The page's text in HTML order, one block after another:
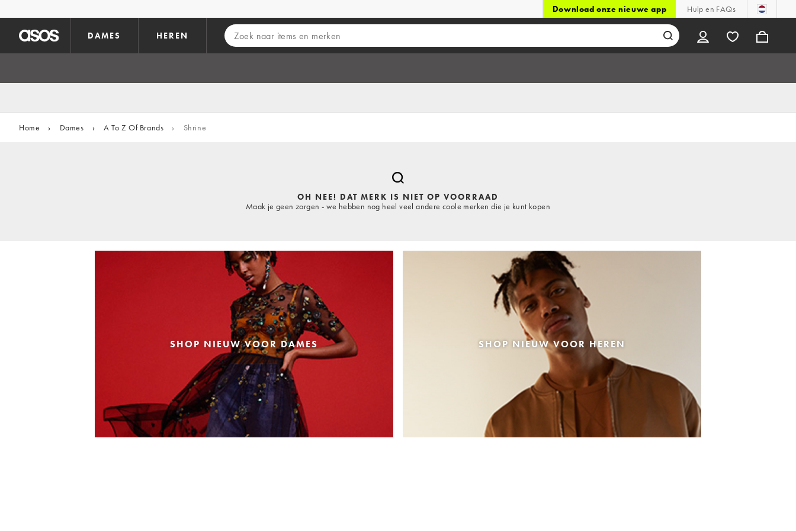
Download onze nieuwe app Hulp en FAQs
DAMES HEREN
Home › Dames › A To Z Of Brands › Shrine
OH NEE! DAT MERK IS NIET OP VOORRAAD
Maak je geen zorgen - we hebben nog heel veel andere coole merken die je kunt kopen
SHOP NIEUW VOOR DAMES SHOP NIEUW VOOR HEREN